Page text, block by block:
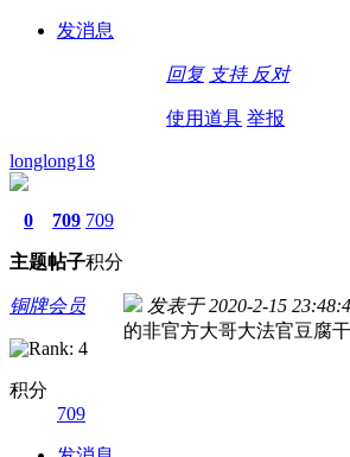
发消息
回复 支持 反对
使用道具 举报
longlong18
0
主题
709
帖子
709
积分
铜牌会员
积分
709
发表于 2020-2-15
的非官方大哥大法官豆腐